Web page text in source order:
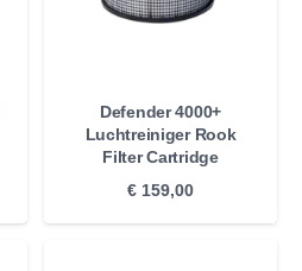
Defender 4000+
Luchtreiniger Rook
Filter Cartridge
€ 159,00